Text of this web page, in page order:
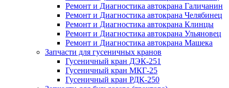
Ремонт и Диагностика автокрана Галичанин
Ремонт и Диагностика автокрана Челябинец
Ремонт и Диагностика автокрана Клинцы
Ремонт и Диагностика автокрана Ульяновец
Ремонт и Диагностика автокрана Машека
Запчасти для гусеничных кранов
Гусеничный кран ДЭК-251
Гусеничный кран МКГ-25
Гусеничный кран РДК-250